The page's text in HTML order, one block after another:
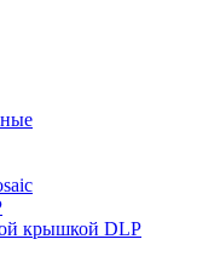
крышкой DLP